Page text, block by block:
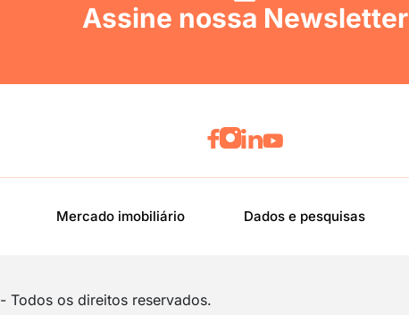
Assine nossa Newsletter
Mercado imobiliário Dados e pesquisas
- Todos os direitos reservados.